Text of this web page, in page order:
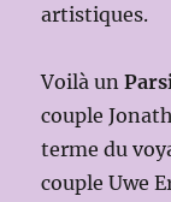
artistiques.
Voilà un
couple
terme du
couple Uwe